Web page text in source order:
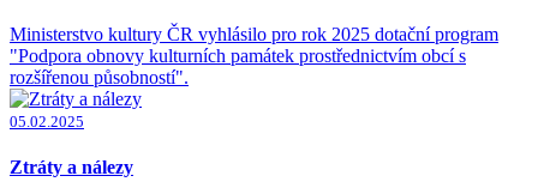
Ministerstvo kultury ČR vyhlásilo pro rok 2025 dotační program
"Podpora obnovy kulturních památek prostřednictvím obcí s
rozšířenou působností".
05.02.2025
Ztráty a nálezy